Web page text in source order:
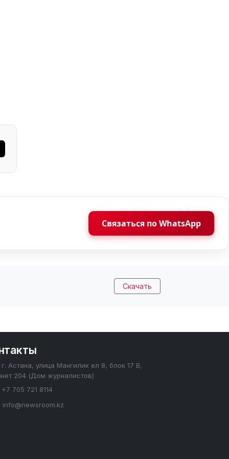
Связаться по WhatsApp
Скачать
г. Астана, улица Мангилик ел 8, блок 17 В,
204 (Дом журналистов)
+7 705 721 8114
info@newsroom.kz